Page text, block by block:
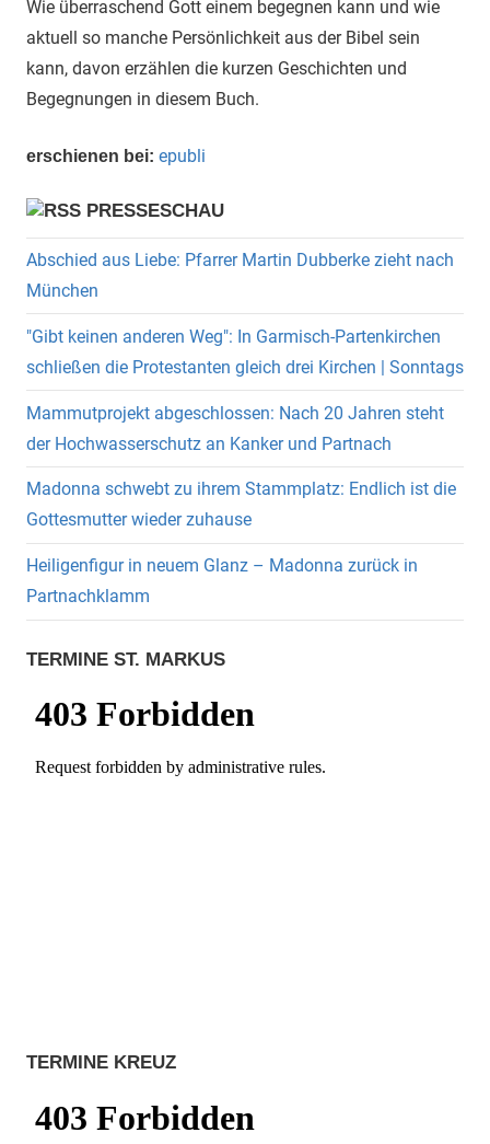
Wie überraschend Gott einem begegnen kann und wie
aktuell so manche Persönlichkeit aus der Bibel sein
kann, davon erzählen die kurzen Geschichten und
Begegnungen in diesem Buch.
erschienen bei: epubli
PRESSESCHAU
Abschied aus Liebe: Pfarrer Martin Dubberke zieht nach
München
"Gibt keinen anderen Weg": In Garmisch-Partenkirchen
schließen die Protestanten gleich drei Kirchen | Sonntags
Mammutprojekt abgeschlossen: Nach 20 Jahren steht
der Hochwasserschutz an Kanker und Partnach
Madonna schwebt zu ihrem Stammplatz: Endlich ist die
Gottesmutter wieder zuhause
Heiligenfigur in neuem Glanz – Madonna zurück in
Partnachklamm
TERMINE ST. MARKUS
TERMINE KREUZ